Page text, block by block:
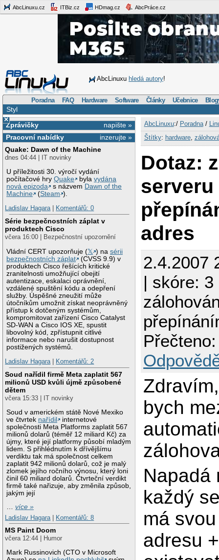
AbcLinuxu.cz ITBiz.cz HDmag.cz AbcPráce.cz
AbcLinuxu hledá autory!
Poradna FAQ Hardware Software Články Učebnice
Styl
×
napište »
Zprávičky
inzerujte »
Pracovní nabídky
Quake: Dawn of the Machine
dnes 04:44 | IT novinky
U příležitosti 30. výročí vydání
počítačové hryQuake bylavydána
nová epizoda
s názvem Dawn of the
Machine
(Steam ).
Ladislav Hagara| Komentářů: 0
Série bezpečnostních záplat v
produktech Cisco
včera 16:00 | Bezpečnostní upozornění
Vládní CERT upozorňuje (𝕏 ) nasérii
bezpečnostních záplat
(CVSS 9.9) v
produktech Cisco řešících kritické
zranitelnosti umožňující obejití
autentizace, eskalaci oprávnění,
vzdálené spuštění kódu a odepření
služby. Úspěšné zneužití může
útočníkům umožnit získat neoprávněný
přístup k dotčeným systémům,
kompromitovat zařízení Cisco Catalyst
SD-WAN a Cisco IOS XE, spustit
libovolný kód, zpřístupnit citlivé
informace nebo narušit dostupnost
postižených systémů.
Ladislav Hagara| Komentářů: 2
Soud nařídil firmě Meta zaplatit 567
milionů USD kvůli újmě způsobené
dětem
včera 15:33 | IT novinky
Soud v americkém státě Nové Mexiko
ve čtvrtek nařídil
internetové
společnosti Meta Platforms zaplatit 567
milionů dolarů (téměř 12 miliard Kč) za
újmy, které její platformy působí mladým
lidem. S přihlédnutím k dřívějšímu
verdiktu tak má společnost celkem
zaplatit 942 milionů dolarů, což je malý
zlomek jejího ročního výnosu, který loni
činil 60 miliard dolarů. Čtvrteční verdikt
firmě také nařizuje, aby změnila způsob,
jakým její
…více »
Ladislav Hagara
Komentářů: 8
MS Paint Doom
včera 12:44 | Humor
Mark Russinovich (CTO v Microsoft
AbcLinuxu:/ Poradna/
Štítky: hardware,
Dotaz:
serveru
adres
2.4.2007
| skóre: 3
bych
Napadá
každý
má
adresu